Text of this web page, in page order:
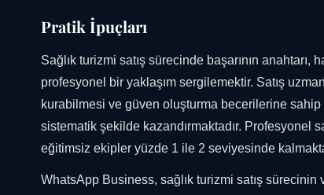
Pratik İpuçları
Sağlık turizmi satış sürecinde başarının
profesyonel bir yaklaşım sergilemektir. Satış
kurabilmesi ve güven oluşturma becerilerine sahip
sistematik şekilde kazandırmaktadır. Profesyonel
eğitimsiz ekipler yüzde 1 ile 2 seviyesinde
WhatsApp Business, sağlık turizmi satış